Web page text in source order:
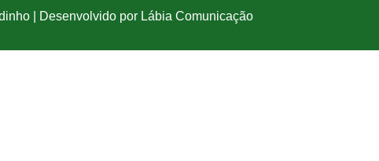
| Desenvolvido por Lábia Comunicação